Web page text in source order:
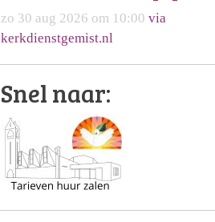
zo 30 aug 2026 om 10:00 via
kerkdienstgemist.nl
Snel naar: